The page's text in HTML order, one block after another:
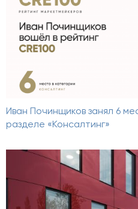
Иван Починщиков занял 6
разделе «Консалтинг»